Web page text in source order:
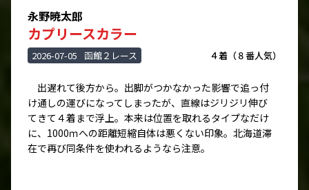
永野暁太郎
カプリースカラー
2026-07-05 函館２レース ４着（８番人気）
出遅れて後方から。出脚がつかなかった影響で追っ付
け通しの運びになってしまったが、直線はジリジリ伸び
てきて４着まで浮上。本来は位置を取れるタイプなだけ
に、1000ｍへの距離短縮自体は悪くない印象。北海道滞
在で再び同条件を使われるようなら注意。